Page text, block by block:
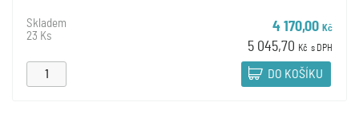
Skladem
23 Ks
4 170,00 Kč
5 045,70 Kč s DPH
DO KOŠÍKU